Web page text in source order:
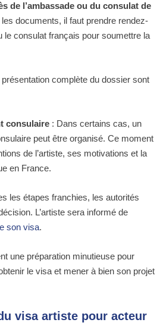
de l’ambassade ou du consulat de
documents, il faut prendre rendez-
le consulat français pour soumettre la
complète du dossier sont
consulaire : Dans certains cas, un
peut être organisé. Ce moment
de l’artiste, ses motivations et la
en France.
les étapes franchies, les autorités
L’artiste sera informé de
son visa.
une préparation minutieuse pour
le visa et mener à bien son projet
visa artiste pour acteur